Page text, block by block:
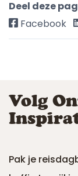
Deel deze
Facebook
Volg
Pak je